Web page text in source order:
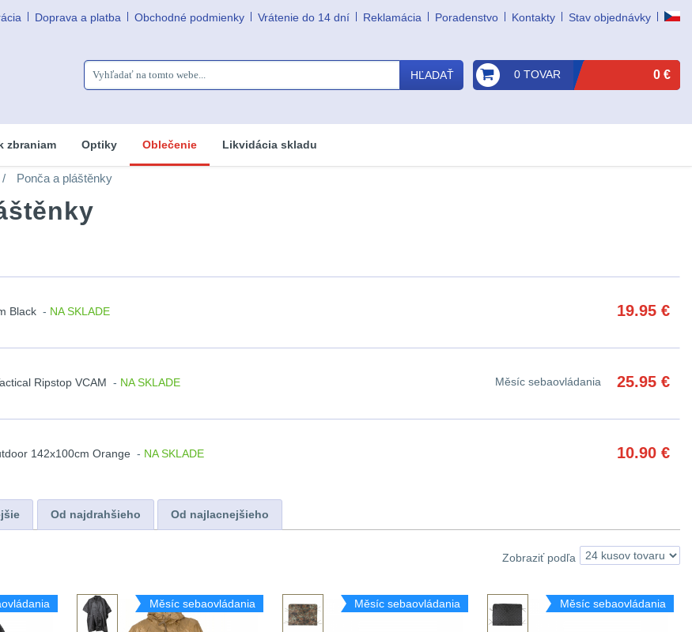
Doprava a platba Obchodné podmienky Vrátenie do 14 dní Reklamácia Poradenstvo Kontakty Stav objednávky
HĽADAŤ 0 TOVAR 0 €
zbraniam Optiky Oblečenie Likvidácia skladu
Ponča a pláštěnky
Black- NA SKLADE 19.95€
Ripstop VCAM - NA SKLADE Měsíc sebaovládania 25.95€
142x100cm Orange- NA SKLADE 10.90€
Od najdrahšieho Od najlacnejšieho
Zobraziť podľa
Měsíc sebaovládania Měsíc sebaovládania Měsíc sebaovládania